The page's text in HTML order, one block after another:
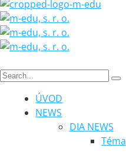
ÚVOD
NEWS
DIA NEWS
Téma